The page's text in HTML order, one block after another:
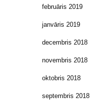
februāris 2019
janvāris 2019
decembris 2018
novembris 2018
oktobris 2018
septembris 2018